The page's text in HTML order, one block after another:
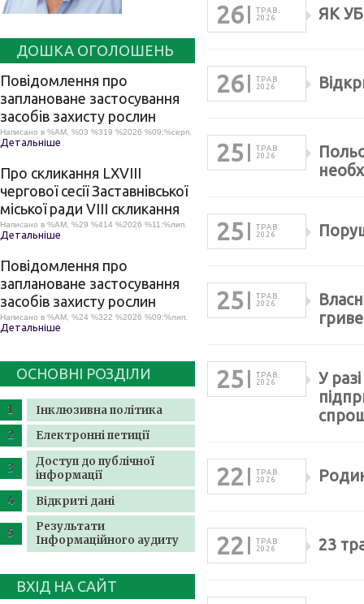
ДОШКА ОГОЛОШЕНЬ
Повідомлення про
заплановане застосування
засобів захисту рослин
Написано в %AM, %03 %319 %2026 %09:%серп.
Детальніше
Про скликання LХVІІІ
чергової сесії Заставнівської
міської ради VIII скликання
Написано в %AM, %29 %414 %2026 %11:%лип.
Детальніше
Повідомлення про
заплановане застосування
засобів захисту рослин
Написано в %AM, %24 %322 %2026 %09:%лип.
Детальніше
ОСНОВНІ РОЗДІЛИ
Інклюзивна політика
Електронні петиції
Доступ до публічної
інформації
Відкриті дані
Результати
Інформаційного аудиту
ВХІД НА САЙТ
26
ТРАВ.
2026
ЯК
26
ТРАВ.
2026
25
ТРАВ.
2026
25
ТРАВ.
2026
25
ТРАВ.
2026
25
ТРАВ.
2026
У
22
ТРАВ.
2026
22
ТРАВ.
2026
23